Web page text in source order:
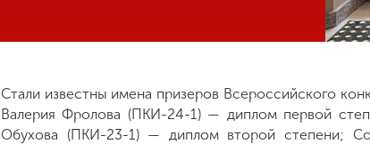
Стали известны имена призеров Всероссийского
Валерия Фролова (ПКИ-24-1) — диплом первой
Обухова (ПКИ-23-1) — диплом второй степени;